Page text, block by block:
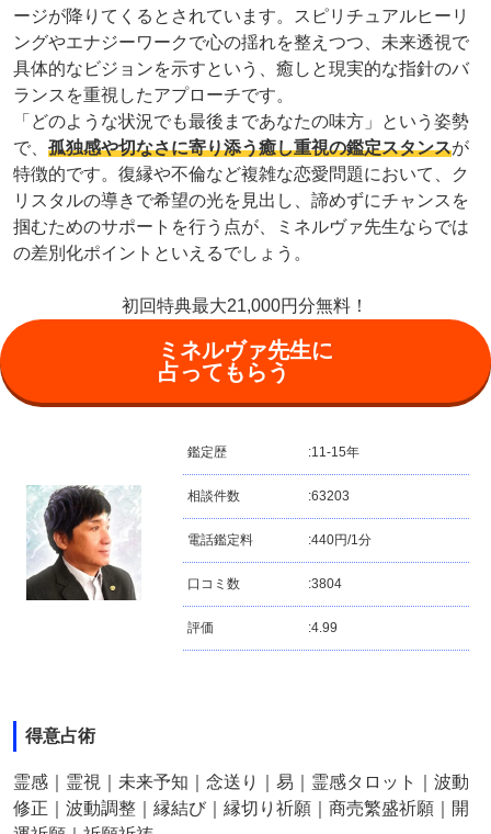
ージが降りてくるとされています。スピリチュアルヒーリ
ングやエナジーワークで心の揺れを整えつつ、未来透視で
具体的なビジョンを示すという、癒しと現実的な指針のバ
ランスを重視したアプローチです。
「どのような状況でも最後まであなたの味方」という姿勢
で、 孤独感や切なさに寄り添う癒し重視の鑑定スタンスが
特徴的です。復縁や不倫など複雑な恋愛問題において、ク
リスタルの導きで希望の光を見出し、諦めずにチャンスを
掴むためのサポートを行う点が、ミネルヴァ先生ならでは
の差別化ポイントといえるでしょう。
初回特典最大21,000円分無料！
ミネルヴァ先生に
占ってもらう
鑑定歴 :11-15年
相談件数 :63203
電話鑑定料 :440円/1分
口コミ数 :3804
評価 :4.99
得意占術
霊感｜霊視｜未来予知｜念送り｜易｜霊感タロット｜波動
修正｜波動調整｜縁結び｜縁切り祈願｜商売繁盛祈願｜開